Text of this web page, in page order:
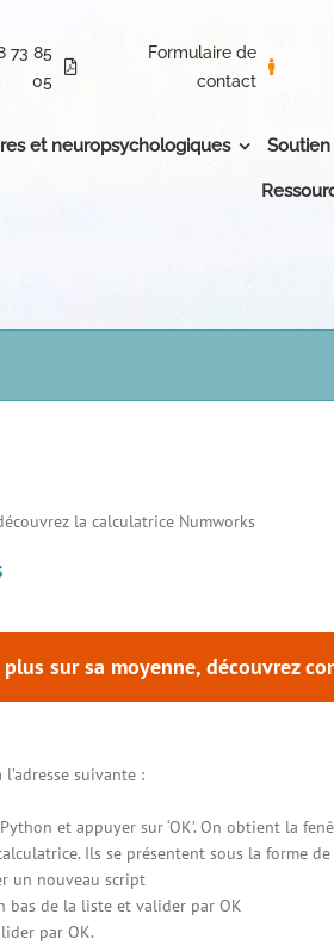
73 85
05
Formulaire de
contact
et neuropsychologiques
la calculatrice Numworks
sur sa moyenne, découvrez
suivante :
et appuyer sur ‘OK’. On obtient la
Ils se présentent sous la forme de
un nouveau script
bas de la liste et valider par OK
par OK.